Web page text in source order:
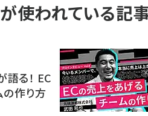
が使われている記
る！ EC
の作り方